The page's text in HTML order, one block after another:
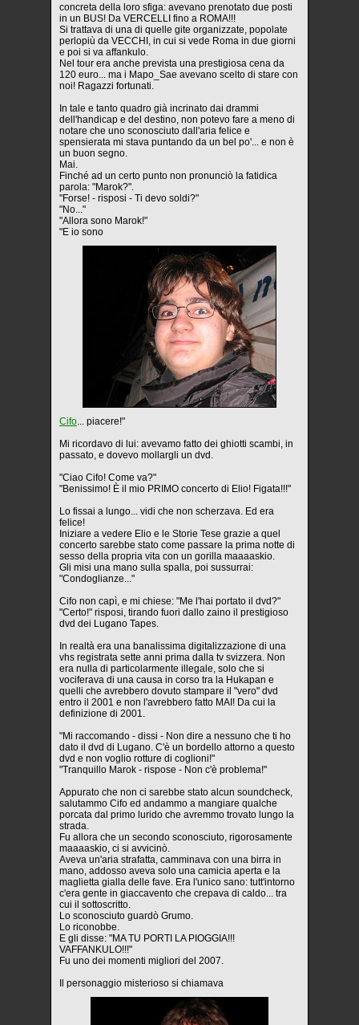
concreta della loro sfiga: avevano prenotato due posti
in un BUS! Da VERCELLI fino a ROMA!!!
Si trattava di una di quelle gite organizzate, popolate
perlopiù da VECCHI, in cui si vede Roma in due giorni
e poi si va affankulo.
Nel tour era anche prevista una prestigiosa cena da
120 euro... ma i Mapo_Sae avevano scelto di stare con
noi! Ragazzi fortunati.
In tale e tanto quadro già incrinato dai drammi
dell'handicap e del destino, non potevo fare a meno di
notare che uno sconosciuto dall'aria felice e
spensierata mi stava puntando da un bel po'... e non è
un buon segno.
Mai.
Finché ad un certo punto non pronunciò la fatidica
parola: "Marok?".
"Forse! - risposi - Ti devo soldi?"
"No..."
"Allora sono Marok!"
"E io sono
Cifo ... piacere!"
Mi ricordavo di lui: avevamo fatto dei ghiotti scambi, in
passato, e dovevo mollargli un dvd.
"Ciao Cifo! Come va?"
"Benissimo! È il mio PRIMO concerto di Elio! Figata!!!"
Lo fissai a lungo... vidi che non scherzava. Ed era
felice!
Iniziare a vedere Elio e le Storie Tese grazie a quel
concerto sarebbe stato come passare la prima notte di
sesso della propria vita con un gorilla maaaaskio.
Gli misi una mano sulla spalla, poi sussurrai:
"Condoglianze..."
Cifo non capì, e mi chiese: "Me l'hai portato il dvd?"
"Certo!" risposi, tirando fuori dallo zaino il prestigioso
dvd dei Lugano Tapes.
In realtà era una banalissima digitalizzazione di una
vhs registrata sette anni prima dalla tv svizzera. Non
era nulla di particolarmente illegale, solo che si
vociferava di una causa in corso tra la Hukapan e
quelli che avrebbero dovuto stampare il "vero" dvd
entro il 2001 e non l'avrebbero fatto MAI! Da cui la
definizione di 2001.
"Mi raccomando - dissi - Non dire a nessuno che ti ho
dato il dvd di Lugano. C'è un bordello attorno a questo
dvd e non voglio rotture di coglioni!"
"Tranquillo Marok - rispose - Non c'è problema!"
Appurato che non ci sarebbe stato alcun soundcheck,
salutammo Cifo ed andammo a mangiare qualche
porcata dal primo lurido che avremmo trovato lungo la
strada.
Fu allora che un secondo sconosciuto, rigorosamente
maaaaskio, ci si avvicinò.
Aveva un'aria strafatta, camminava con una birra in
mano, addosso aveva solo una camicia aperta e la
maglietta gialla delle fave. Era l'unico sano: tutt'intorno
c'era gente in giaccavento che crepava di caldo... tra
cui il sottoscritto.
Lo sconosciuto guardò Grumo.
Lo riconobbe.
E gli disse: "MA TU PORTI LA PIOGGIA!!!
VAFFANKULO!!!"
Fu uno dei momenti migliori del 2007.
Il personaggio misterioso si chiamava